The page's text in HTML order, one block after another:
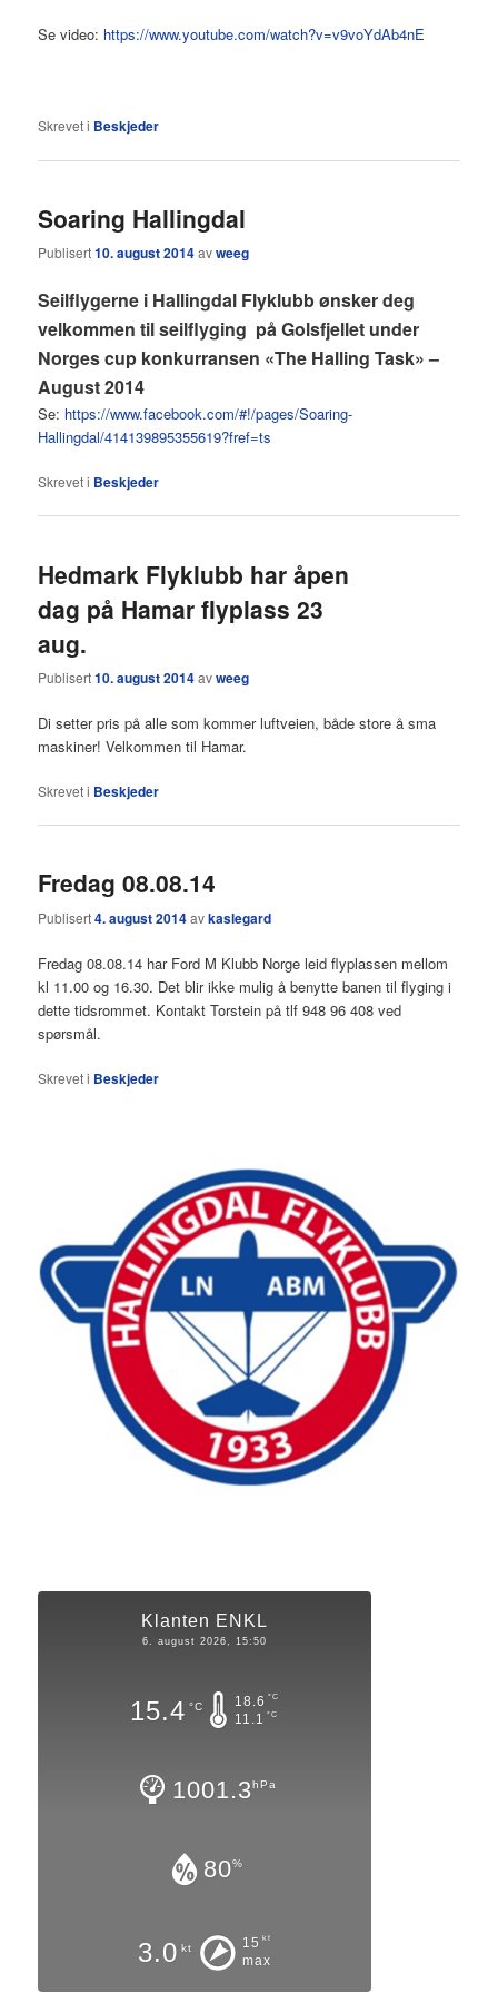
Se video: https://www.youtube.com/watch?v=v9voYdAb4nE
Skrevet i Beskjeder
Soaring Hallingdal
Publisert10. august 2014avweeg
Seilflygerne i Hallingdal Flyklubb ønsker deg
velkommen til seilflyging på Golsfjellet under
Norges cup konkurransen «The Halling Task» –
August 2014
Se: https://www.facebook.com/#!/pages/Soaring-
Hallingdal/414139895355619?fref=ts
Skrevet i Beskjeder
Hedmark Flyklubb har åpen
dag på Hamar flyplass 23
aug.
Publisert10. august 2014avweeg
Di setter pris på alle som kommer luftveien, både store å sma
maskiner! Velkommen til Hamar.
Skrevet i Beskjeder
Fredag 08.08.14
Publisert4. august 2014avkaslegard
Fredag 08.08.14 har Ford M Klubb Norge leid flyplassen mellom
kl 11.00 og 16.30. Det blir ikke mulig å benytte banen til flyging i
dette tidsrommet. Kontakt Torstein på tlf 948 96 408 ved
spørsmål.
Skrevet i Beskjeder
Klanten ENKL
6. august 2026, 15:50
15.4 °C 18.6 °C
11.1 °C
1001.3hPa
80%
3.0 kt 15 kt
max